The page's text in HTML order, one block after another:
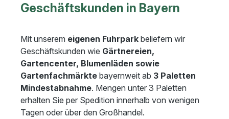
Geschäftskunden in Bayern
Mit unserem eigenen Fuhrpark beliefern wir
Geschäftskunden wie Gärtnereien,
Gartencenter, Blumenläden sowie
Gartenfachmärkte bayernweit ab 3 Paletten
Mindestabnahme. Mengen unter 3 Paletten
erhalten Sie per Spedition innerhalb von wenigen
Tagen oder über den Großhandel.